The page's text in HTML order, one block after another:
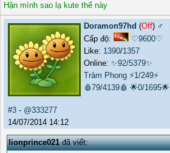
Hận mình sao lạ kute thế này
Doramon97hd (Off) ♂️
Cấp độ:
♡9600♡
Like: 1390/1357
Online: ✨92/5379✨
Trảm Phong ⚡1/249⚡
🩸79/4139🩸 🌟0/1695🌟
#3 - @333277
14/07/2014 14:12
lionprince021đã viết: